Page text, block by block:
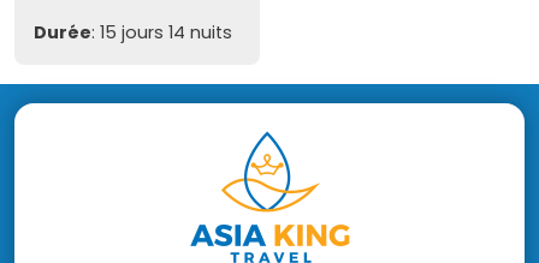
Durée: 15 jours 14 nuits